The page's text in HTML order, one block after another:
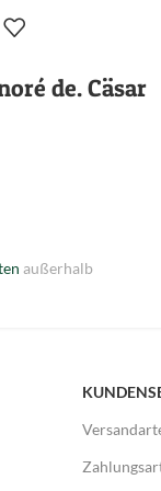
de. Cäsar
außerhalb